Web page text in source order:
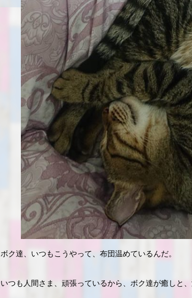
ボク達、いつもこうやって、布団温めているんだ。
いつも人間さま、頑張っているから、ボク達が癒しと